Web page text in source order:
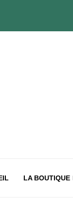
LA BOUTIQUE